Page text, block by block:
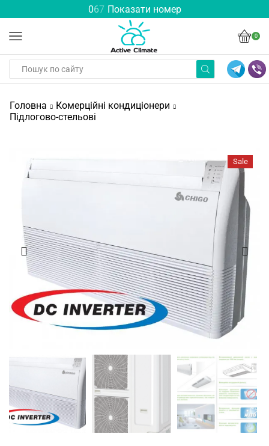
067 Показати номер
0
Головна
Комерційні кондиціонери
Підлогово-стельові
Sale